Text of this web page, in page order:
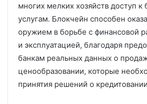
многих мелких хозяйств доступ к
услугам. Блокчейн способен
оружием в борьбе с финансовой
и эксплуатацией, благодаря
банкам реальных данных о
ценообразовании, которые
принятия решений о